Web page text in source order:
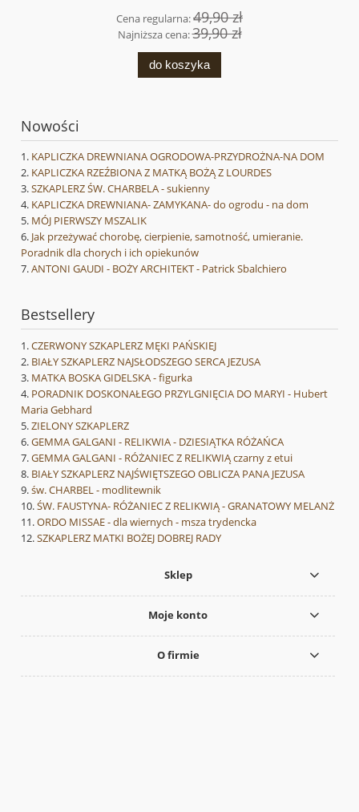
Cena regularna:49,90 zł
Najniższa cena:39,90 zł
do koszyka
Nowości
KAPLICZKA DREWNIANA OGRODOWA-PRZYDROŻNA-NA DOM
KAPLICZKA RZEŹBIONA Z MATKĄ BOŻĄ Z LOURDES
SZKAPLERZ ŚW. CHARBELA - sukienny
KAPLICZKA DREWNIANA- ZAMYKANA- do ogrodu - na dom
MÓJ PIERWSZY MSZALIK
Jak przeżywać chorobę, cierpienie, samotność, umieranie.
Poradnik dla chorych i ich opiekunów
ANTONI GAUDI - BOŻY ARCHITEKT - Patrick Sbalchiero
Bestsellery
CZERWONY SZKAPLERZ MĘKI PAŃSKIEJ
BIAŁY SZKAPLERZ NAJSŁODSZEGO SERCA JEZUSA
MATKA BOSKA GIDELSKA - figurka
PORADNIK DOSKONAŁEGO PRZYLGNIĘCIA DO MARYI - Hubert
Maria Gebhard
ZIELONY SZKAPLERZ
GEMMA GALGANI - RELIKWIA - DZIESIĄTKA RÓŻAŃCA
GEMMA GALGANI - RÓŻANIEC Z RELIKWIĄ czarny z etui
BIAŁY SZKAPLERZ NAJŚWIĘTSZEGO OBLICZA PANA JEZUSA
św. CHARBEL - modlitewnik
ŚW. FAUSTYNA- RÓŻANIEC Z RELIKWIĄ - GRANATOWY MELANŻ
ORDO MISSAE - dla wiernych - msza trydencka
SZKAPLERZ MATKI BOŻEJ DOBREJ RADY
Sklep
Moje konto
O firmie